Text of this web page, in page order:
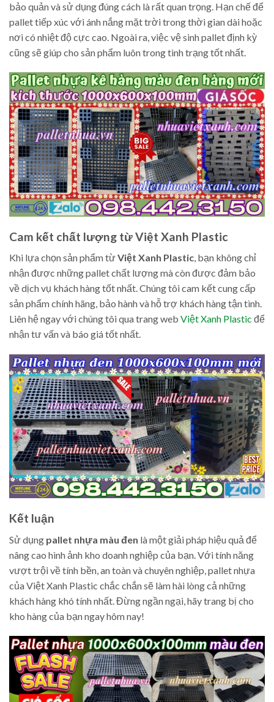
bảo quản và sử dụng đúng cách là rất quan trọng. Hạn chế để
pallet tiếp xúc với ánh nắng mặt trời trong thời gian dài hoặc
nơi có nhiệt độ cực cao. Ngoài ra, việc vệ sinh pallet định kỳ
cũng sẽ giúp cho sản phẩm luôn trong tình trạng tốt nhất.
Cam kết chất lượng từ Việt Xanh Plastic
Khi lựa chọn sản phẩm từViệt Xanh Plastic, bạn không chỉ
nhận được những pallet chất lượng mà còn được đảm bảo
về dịch vụ khách hàng tốt nhất. Chúng tôi cam kết cung cấp
sản phẩm chính hãng, bảo hành và hỗ trợ khách hàng tận tình.
Liên hệ ngay với chúng tôi qua trang web Việt Xanh Plastic để
nhận tư vấn và báo giá tốt nhất.
Kết luận
Sử dụng pallet nhựa màu đen là một giải pháp hiệu quả để
nâng cao hình ảnh kho doanh nghiệp của bạn. Với tính năng
vượt trội về tính bền, an toàn và chuyên nghiệp, pallet nhựa
của Việt Xanh Plastic chắc chắn sẽ làm hài lòng cả những
khách hàng khó tính nhất. Đừng ngần ngại, hãy trang bị cho
kho hàng của bạn ngay hôm nay!